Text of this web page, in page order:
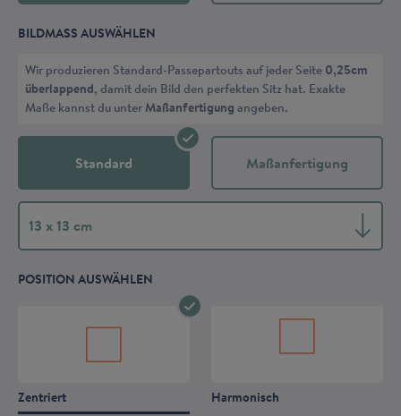
BILDMASS AUSWÄHLEN
Wir produzieren Standard-Passepartouts auf jeder Seite 0,25cm
überlappend, damit dein Bild den perfekten Sitz hat. Exakte
Maße kannst du unter Maßanfertigung angeben.
Standard Maßanfertigung
13 x 13 cm
POSITION AUSWÄHLEN
Zentriert Harmonisch